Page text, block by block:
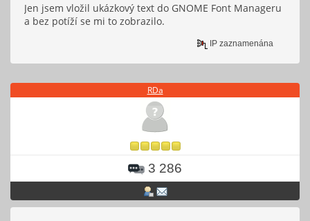
Jen jsem vložil ukázkový text do GNOME Font Manageru
a bez potíží se mi to zobrazilo.
IP zaznamenána
RDa
3 286